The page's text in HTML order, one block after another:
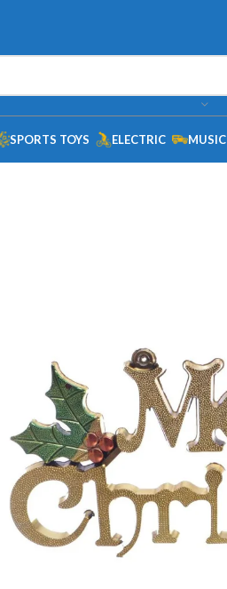
MUSIC
ELECTRIC
SPORTS TOYS